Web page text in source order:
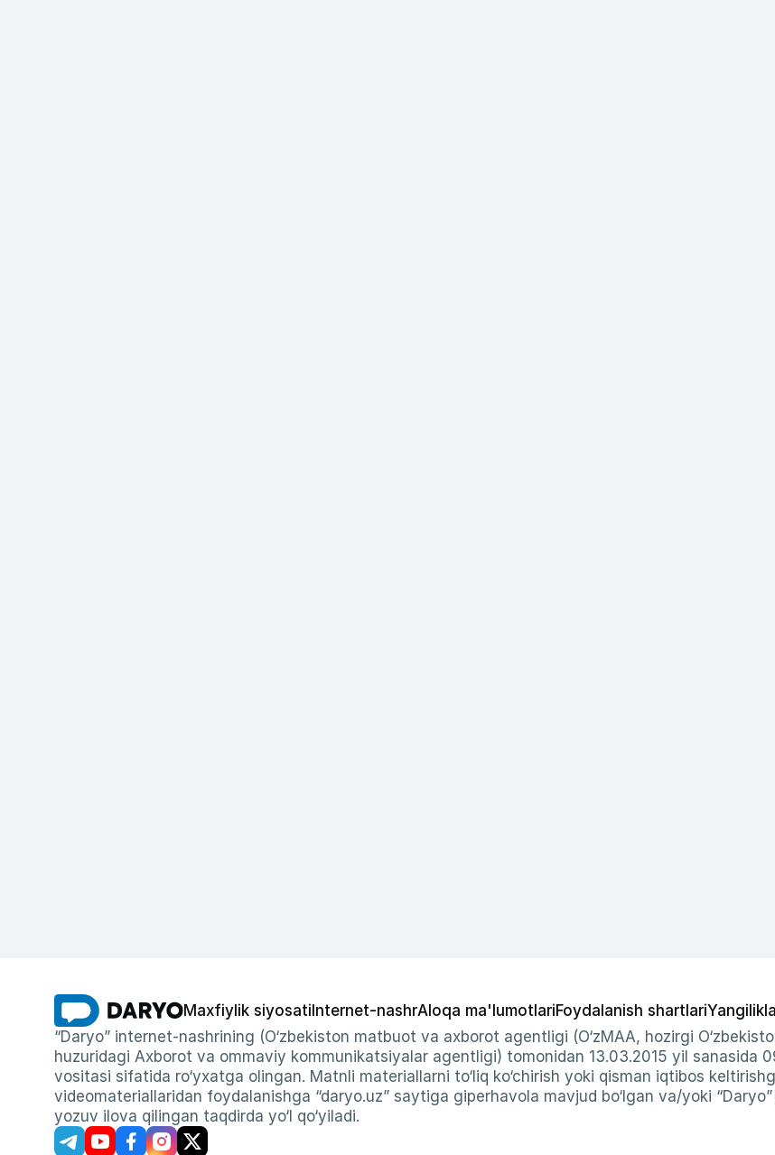
Maxfiylik siyosati Internet-nashrAloqa ma'lumotlariFoydalanish shartlari
“Daryo” internet-nashrining (O‘zbekiston matbuot va axborot agentligi (O‘zMAA, hozirgi
huzuridagi Axborot va ommaviy kommunikatsiyalar agentligi) tomonidan 13.03.2015 yil sanasida
vositasi sifatida ro‘yxatga olingan. Matnli materiallarni to‘liq ko‘chirish yoki qisman iqtibos
videomateriallaridan foydalanishga “daryo.uz” saytiga giperhavola mavjud bo‘lgan va/yoki
yozuv ilova qilingan taqdirda yo‘l qo‘yiladi.